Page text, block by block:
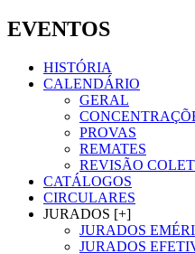
EVENTOS
HISTÓRIA
CALENDÁRIO
GERAL
PROVAS
REMATES
REVISÃO
CATÁLOGOS
CIRCULARES
JURADOS [+]
JURADOS
JURADOS